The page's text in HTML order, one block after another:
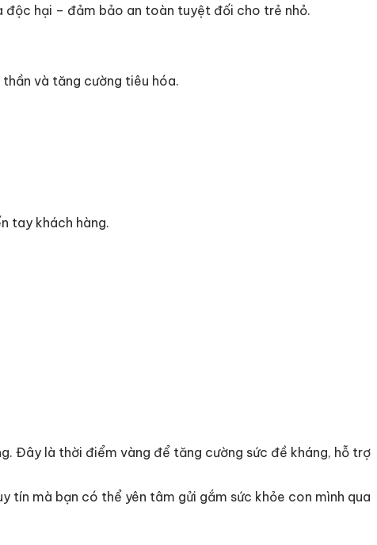
độc hại – đảm bảo an toàn tuyệt đối cho trẻ nhỏ.
thần và tăng cường tiêu hóa.
tay khách hàng.
Đây là thời điểm vàng để tăng cường sức đề kháng, hỗ trợ
tín mà bạn có thể yên tâm gửi gắm sức khỏe con mình qua